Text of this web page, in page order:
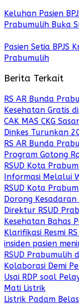
Keluhan Pasien
Prabumulih Buka
Pasien Setia BPJS
Prabumulih
Berita Terkait
RS AR Bunda
Kesehatan Gratis
CAK MAS CKG
Dinkes Turunkan
RS AR Bunda
Program Gotong
RSUD Kota
Informasi Melalui
RSUD Kota
Dorong
Direktur RSUD
Kesehatan Bahas
Klarifikasi Resmi
insiden pasien
RSUD Prabumulih
Kolaborasi Demi
Usai RDP soal
Mati Listrik
Listrik Padam